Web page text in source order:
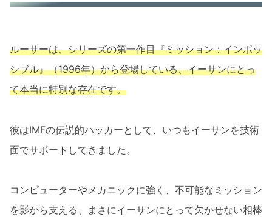
ルーサーは、シリーズの第一作目『ミッション：インポッ
シブル』（1996年）から登場している、イーサンにとっ
て本当に特別な存在です。
彼はIMFの伝説的ハッカーとして、いつもイーサンを技術
面でサポートしてきました。
コンピューターやメカニックに強く、不可能なミッション
を影から支える、まさにイーサンにとって欠かせない相棒